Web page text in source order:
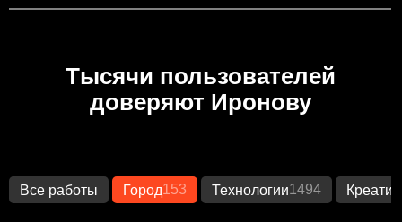
Тысячи пользователей
доверяют Иронову
Все работы Город153 Технологии1494 Креатив